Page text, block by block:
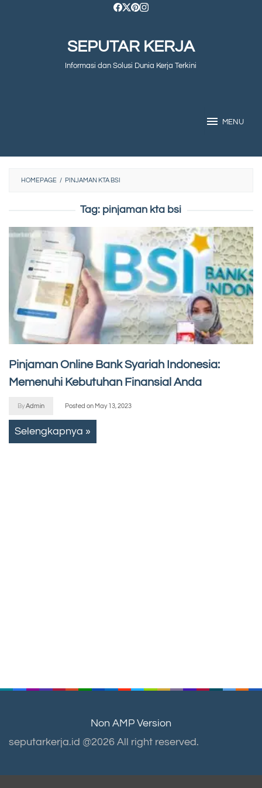
SEPUTAR KERJA
Informasi dan Solusi Dunia Kerja Terkini
MENU
HOMEPAGE / PINJAMAN KTA BSI
Tag: pinjaman kta bsi
Pinjaman Online Bank Syariah Indonesia:
Memenuhi Kebutuhan Finansial Anda
ByAdmin Posted on May 13, 2023
Selengkapnya »
Non AMP Version
seputarkerja.id @2026 All right reserved.